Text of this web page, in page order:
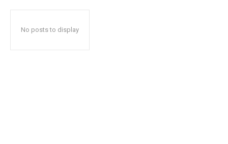
No posts to display